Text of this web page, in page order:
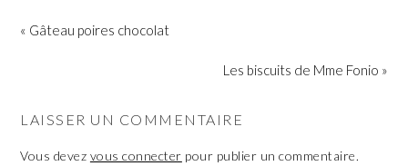
« Gâteau poires chocolat
Les biscuits de Mme Fonio »
LAISSER UN COMMENTAIRE
Vous devez vous connecter pour publier un commentaire.